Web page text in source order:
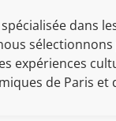
dans
expériences
de Paris et